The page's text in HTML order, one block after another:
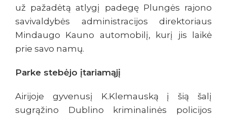
už pažadėtą atlygį padegę Plungės rajono
savivaldybės administracijos direktoriaus
Mindaugo Kauno automobilį, kurį jis laikė
prie savo namų.
Parke stebėjo įtariamąjį
Airijoje gyvenusį K.Klemauską į šią šalį
sugrąžino Dublino kriminalinės policijos